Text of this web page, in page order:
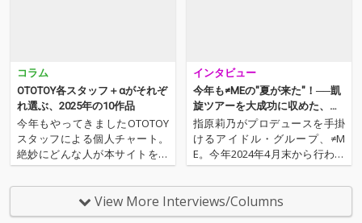
コラム
OTOTOY各スタッフ＋αがそれぞ
れ選ぶ、2025年の10作品
今年もやってきましたOTOTOY
スタッフによる個人チャート。
絶妙にどんな人が本サイトを運
営しているのか？ そんな自己
紹介もちょっとかねておりま
す。2025年は、それぞれなにを
聴いてOTOTOYを作っていたの
インタビュー
今年も≠MEの"夏が来た"！──凱
旋ツアーを大成功に収めた、グ
ループの大きな進化に迫る！
指原莉乃がプロデュースを手掛
けるアイドル・グループ、≠M
E。今年2024年4月末から行われ
ていたメンバーの出身地を巡っ
た凱旋ツアー≠ME 全国ツアー20
24「やっと、同じクラス」で
は、新たな演出を加えながら、
View More Interviews/Columns